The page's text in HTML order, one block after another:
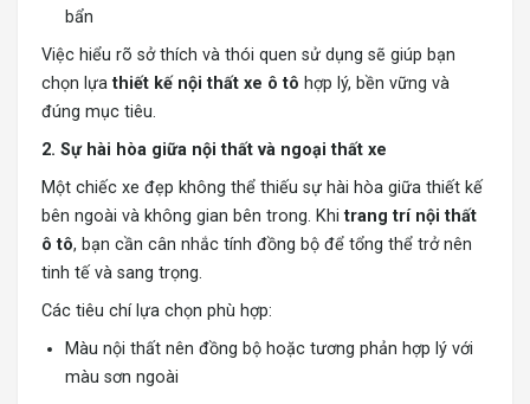
bẩn
Việc hiểu rõ sở thích và thói quen sử dụng sẽ giúp bạn
chọn lựathiết kế nội thất xe ô tô hợp lý, bền vững và
đúng mục tiêu.
2. Sự hài hòa giữa nội thất và ngoại thất xe
Một chiếc xe đẹp không thể thiếu sự hài hòa giữa thiết kế
bên ngoài và không gian bên trong. Khitrang trí nội thất
ô tô, bạn cần cân nhắc tính đồng bộ để tổng thể trở nên
tinh tế và sang trọng.
Các tiêu chí lựa chọn phù hợp:
Màu nội thất nên đồng bộ hoặc tương phản hợp lý với
màu sơn ngoài